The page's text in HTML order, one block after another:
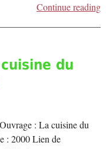
Continue reading
du
: La cuisine du
: 2000 Lien de